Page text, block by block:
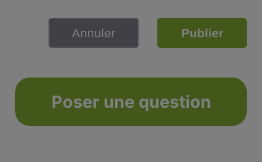
Annuler Publier
Poser une question